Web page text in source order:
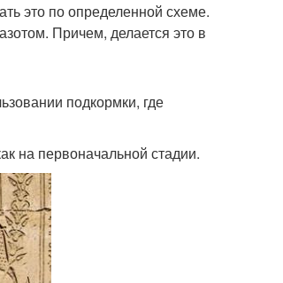
это по определенной схеме.
Причем, делается это в
подкормки, где
на первоначальной стадии.